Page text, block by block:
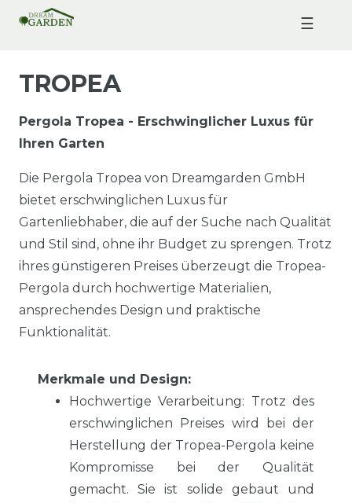
☰
TROPEA
Pergola Tropea - Erschwinglicher Luxus für
Ihren Garten
Die Pergola Tropea von Dreamgarden GmbH
bietet erschwinglichen Luxus für
Gartenliebhaber, die auf der Suche nach Qualität
und Stil sind, ohne ihr Budget zu sprengen. Trotz
ihres günstigeren Preises überzeugt die Tropea-
Pergola durch hochwertige Materialien,
ansprechendes Design und praktische
Funktionalität.
Merkmale und Design:
Hochwertige Verarbeitung: Trotz des
erschwinglichen Preises wird bei der
Herstellung der Tropea-Pergola keine
Kompromisse bei der Qualität
gemacht. Sie ist solide gebaut und